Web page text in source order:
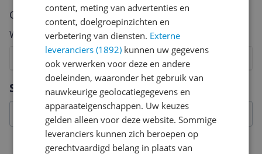
Specificaties
Algemeen
Cijfer
Welk cijfer geef jij dit product?
5
4
Vraag 1 van 4
content, meting van advertenties en
content, doelgroepinzichten en
verbetering van diensten. Externe
leveranciers (1892) kunnen uw gegevens
ook verwerken voor deze en andere
doeleinden, waaronder het gebruik van
nauwkeurige geolocatiegegevens en
apparaateigenschappen. Uw keuzes
gelden alleen voor deze website. Sommige
leveranciers kunnen zich beroepen op
gerechtvaardigd belang in plaats van